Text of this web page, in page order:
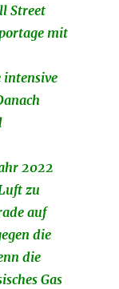
Street
mit
2022
zu
auf
die
die
Gas